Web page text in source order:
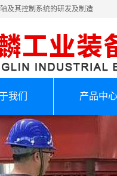
及其控制系统的研发及制造
我们 产品中心